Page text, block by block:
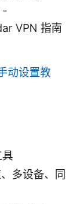
-
VPN 指南
动设置教
具
多设备、同